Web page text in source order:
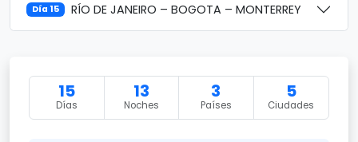
Día 15 RÍO DE JANEIRO – BOGOTA – MONTERREY
15
Días
13
Noches
3
Países
5
Ciudades